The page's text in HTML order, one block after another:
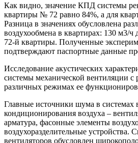
Как видно, значение КПД системы
квартиры № 72 равно 84%, а для
Разница в значениях обусловлена
воздухообмена в квартирах: 130 м3/ч
72-й квартиры. Полученные
подтверждают паспортные данные
Исследование акустических
системы механической вентиляции с
различных режимах ее
Главные источники шума в системах
кондиционирования воздуха –
арматура, фасонные элементы
воздухоразделительные устройства.
вентиляторов обусловлен